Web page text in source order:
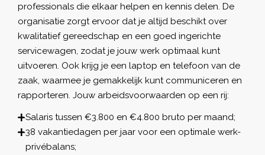
professionals die elkaar helpen en kennis delen. De
organisatie zorgt ervoor dat je altijd beschikt over
kwalitatief gereedschap en een goed ingerichte
servicewagen, zodat je jouw werk optimaal kunt
uitvoeren. Ook krijg je een laptop en telefoon van de
zaak, waarmee je gemakkelijk kunt communiceren en
rapporteren. Jouw arbeidsvoorwaarden op een rij:
Salaris tussen €3.800 en €4.800 bruto per maand;
38 vakantiedagen per jaar voor een optimale werk-
privébalans;